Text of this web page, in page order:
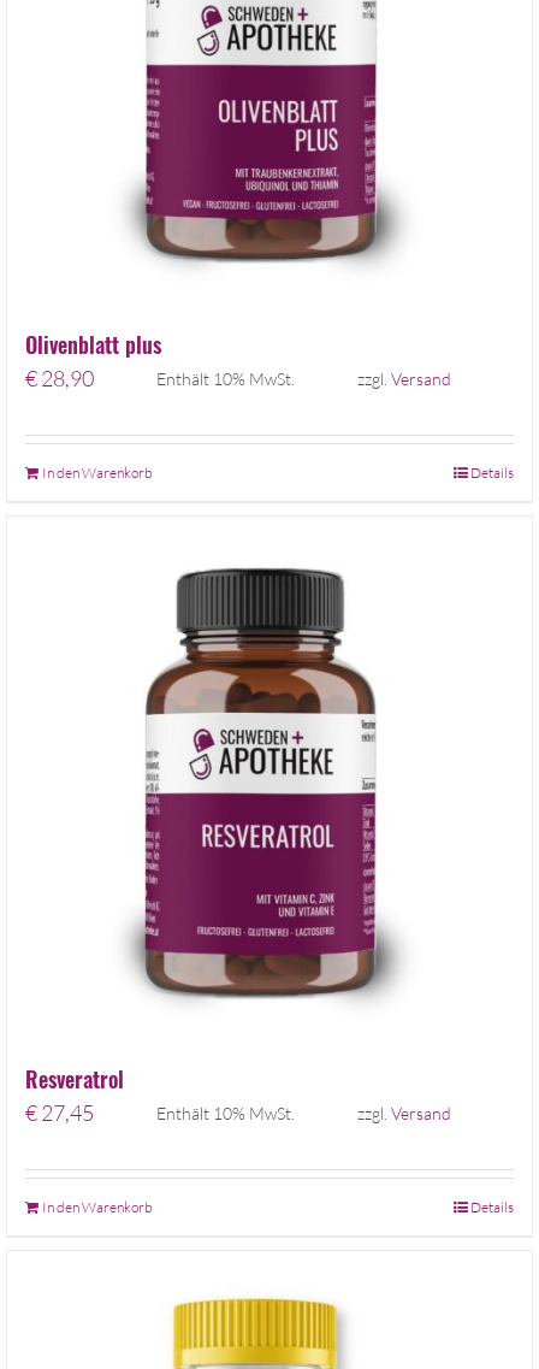
Olivenblatt plus
€28,90 Enthält 10% MwSt. zzgl. Versand
In den Warenkorb Details
Resveratrol
€27,45 Enthält 10% MwSt. zzgl. Versand
In den Warenkorb Details